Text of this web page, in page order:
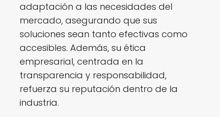
adaptación a las necesidades del
mercado, asegurando que sus
soluciones sean tanto efectivas como
accesibles. Además, su ética
empresarial, centrada en la
transparencia y responsabilidad,
refuerza su reputación dentro de la
industria.